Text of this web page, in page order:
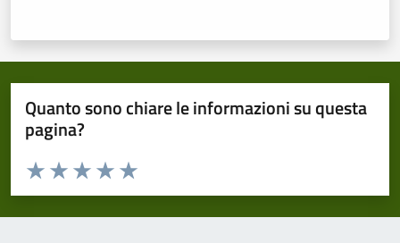
Quanto sono chiare le informazioni su questa
pagina?
Domanda
Valuta da 1 a 5 stelle la pagina
Valuta 5 stelle su 5
Valuta 4 stelle su 5
Valuta 3 stelle su 5
Valuta 2 stelle su 5
Valuta 1 stelle su 5